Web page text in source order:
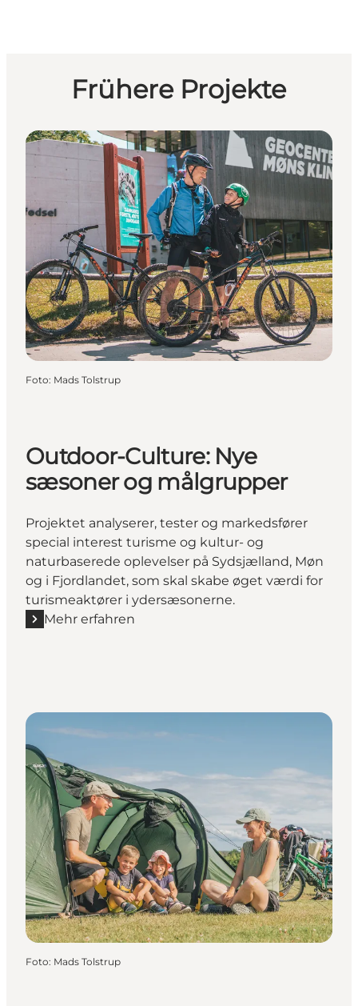
Frühere Projekte
Foto: Mads Tolstrup
Outdoor-Culture: Nye
sæsoner og målgrupper
Projektet analyserer, tester og markedsfører
special interest turisme og kultur- og
naturbaserede oplevelser på Sydsjælland, Møn
og i Fjordlandet, som skal skabe øget værdi for
turismeaktører i ydersæsonerne.
Mehr erfahren
Mehr erfahren "Outdoor-Culture: Nye sæsoner og
Foto: Mads Tolstrup